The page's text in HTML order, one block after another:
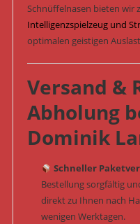
Schnüffelnasen bieten wir
Intelligenzspielzeug und
optimalen geistigen
Versand &
Abholung
Dominik
Schneller
Bestellung sorgfältig
direkt zu Ihnen nach
wenigen Werktagen.